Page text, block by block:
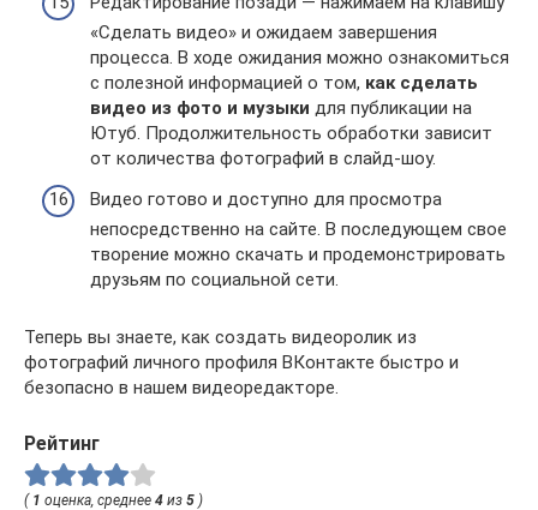
«Сделать видео» и ожидаем завершения
процесса. В ходе ожидания можно ознакомиться
с полезной информацией о том, как сделать
видео из фото и музыки для публикации на
Ютуб. Продолжительность обработки зависит
от количества фотографий в слайд-шоу.
Видео готово и доступно для просмотра
непосредственно на сайте. В последующем свое
творение можно скачать и продемонстрировать
друзьям по социальной сети.
Теперь вы знаете, как создать видеоролик из
фотографий личного профиля ВКонтакте быстро и
безопасно в нашем видеоредакторе.
Рейтинг
( 1 оценка, среднее 4 из 5 )